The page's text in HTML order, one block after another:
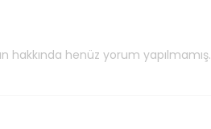
hakkında henüz yorum yapılmamış.